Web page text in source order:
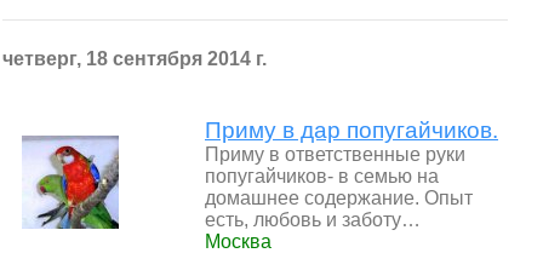
четверг, 18 сентября 2014 г.
Приму в дар попугайчиков.
Приму в ответственные руки
попугайчиков- в семью на
домашнее содержание. Опыт
есть, любовь и заботу…
Москва